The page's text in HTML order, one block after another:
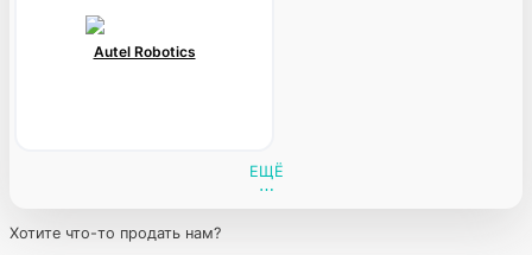
Autel Robotics
ЕЩЁ
Хотите что-то продать нам?